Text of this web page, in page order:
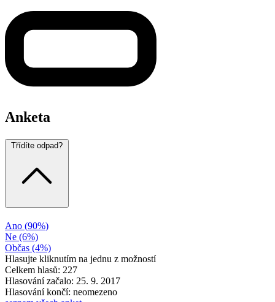
Anketa
Třídíte odpad?
Ano (90%)
Ne (6%)
Občas (4%)
Hlasujte kliknutím na jednu z možností
Celkem hlasů: 227
Hlasování začalo: 25. 9. 2017
Hlasování končí: neomezeno